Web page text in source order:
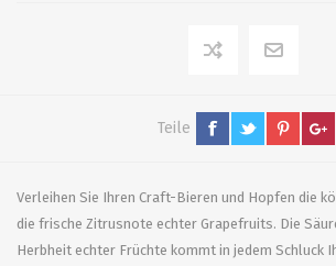
Teile
Verleihen Sie Ihren Craft-Bieren und Hopfen die
die frische Zitrusnote echter Grapefruits. Die
Herbheit echter Früchte kommt in jedem Schluck